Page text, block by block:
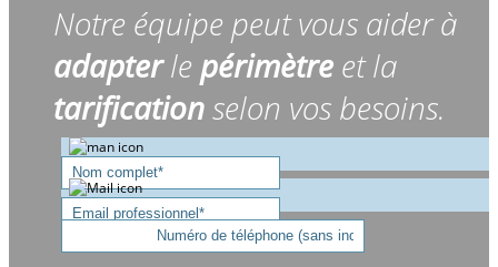
Notre équipe peut vous aider à
adapterle périmètre et la
tarificationselon vos besoins.